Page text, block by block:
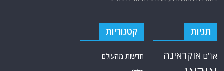
תגיות
או"ם אוקראינה
קטגוריות
חדשות מהעולם